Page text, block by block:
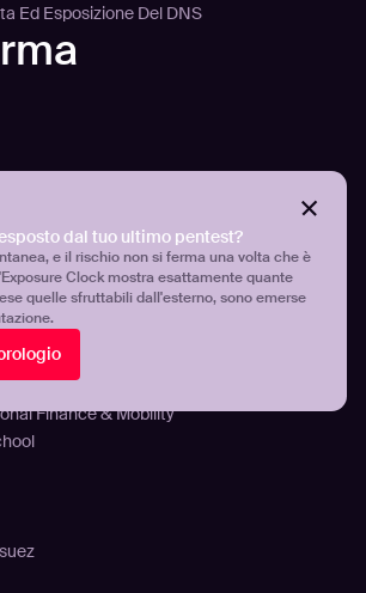
dal tuo ultimo pentest?
e il rischio non si ferma una volta che è
Clock mostra esattamente quante
quelle sfruttabili dall'esterno, sono emerse
Ed Esposizione Del DNS
Finance & Mobility